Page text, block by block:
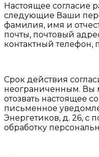
Настоящее согласие
следующие Ваши
фамилия, имя и
почты, почтовый
контактный телефон,
Срок действия
неограниченным. Вы
отозвать настоящее
письменное
Энергетиков, д. 26, с
обработку